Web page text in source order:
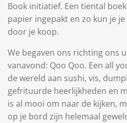
Book initiatief. Een tiental
papier ingepakt en zo kun je
door je koop.
We begaven ons richting ons
vanavond: Qoo Qoo. Een all
de wereld aan sushi, vis,
gefrituurde heerlijkheden en
is al mooi om naar de kijken,
op je bord zijn helemaal